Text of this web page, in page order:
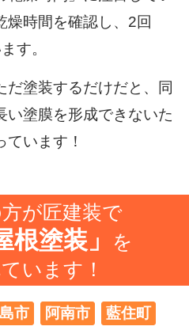
燥時間を確認し、2回
す。
だ塗装するだけだと、同
い塗膜を形成できないた
います！
が匠建装で
根塗装」
を
います！
市 阿南市
藍住町